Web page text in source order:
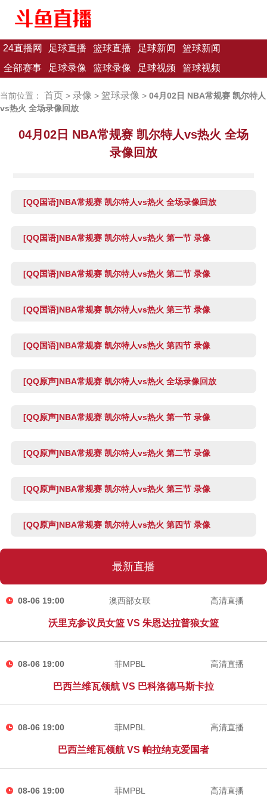
24直播网 足球直播 篮球直播 足球新闻
篮球新闻
全部赛事
足球录像 篮球录像 足球视频 篮球视频
当前位置： 首页 > 录像 > 篮球录像 > 04月02日 NBA常规赛 凯尔特人
vs热火 全场录像回放
04月02日 NBA常规赛 凯尔特人vs热火 全场
录像回放
[QQ国语]NBA常规赛 凯尔特人vs热火 全场录像回放
[QQ国语]NBA常规赛 凯尔特人vs热火 第一节 录像
[QQ国语]NBA常规赛 凯尔特人vs热火 第二节 录像
[QQ国语]NBA常规赛 凯尔特人vs热火 第三节 录像
[QQ国语]NBA常规赛 凯尔特人vs热火 第四节 录像
[QQ原声]NBA常规赛 凯尔特人vs热火 全场录像回放
[QQ原声]NBA常规赛 凯尔特人vs热火 第一节 录像
[QQ原声]NBA常规赛 凯尔特人vs热火 第二节 录像
[QQ原声]NBA常规赛 凯尔特人vs热火 第三节 录像
[QQ原声]NBA常规赛 凯尔特人vs热火 第四节 录像
最新直播
08-06 19:00 澳西部女联
沃里克参议员女篮 VS 朱恩达拉普狼女篮
高清直播
08-06 19:00 菲MPBL
巴西兰维瓦领航 VS 巴科洛德马斯卡拉
高清直播
08-06 19:00 菲MPBL
巴西兰维瓦领航 VS 帕拉纳克爱国者
高清直播
08-06 19:00 菲MPBL 高清直播